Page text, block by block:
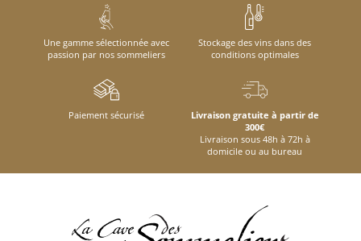
Une gamme sélectionnée avec
passion par nos sommeliers
Stockage des vins dans des
conditions optimales
Paiement sécurisé
Livraison gratuite à partir de
300€
Livraison sous 48h à 72h à
domicile ou au bureau